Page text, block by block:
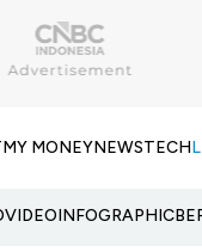
MY MONEYNEWSTECH
VIDEOINFOGRAPHIC